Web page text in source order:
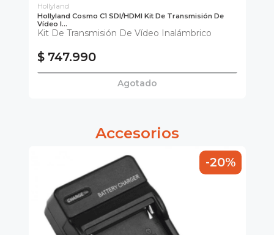
Hollyland
Hollyland Cosmo C1 SDI/HDMI Kit De Transmisión De
Vídeo I...
Kit De Transmisión De Vídeo Inalámbrico
$ 747.990
Agotado
Accesorios
-20%